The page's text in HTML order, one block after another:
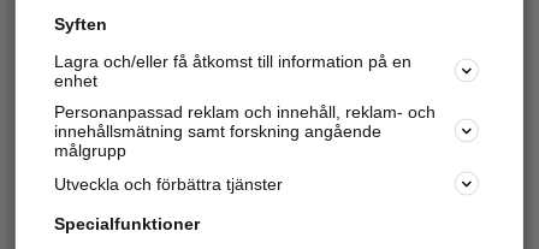
Syften
Lagra och/eller få åtkomst till information på en
enhet
Personanpassad reklam och innehåll, reklam- och
innehållsmätning samt forskning angående
målgrupp
Utveckla och förbättra tjänster
Specialfunktioner